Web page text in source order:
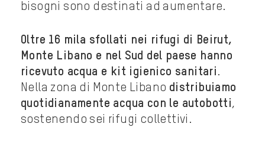
bisogni sono destinati ad aumentare.
Oltre 16 mila sfollati nei rifugi di Beirut,
Monte Libano e nel Sud del paese hanno
ricevuto acqua e kit igienico sanitari .
Nella zona di Monte Libano distribuiamo
quotidianamente acqua con le autobotti,
sostenendo sei rifugi collettivi.